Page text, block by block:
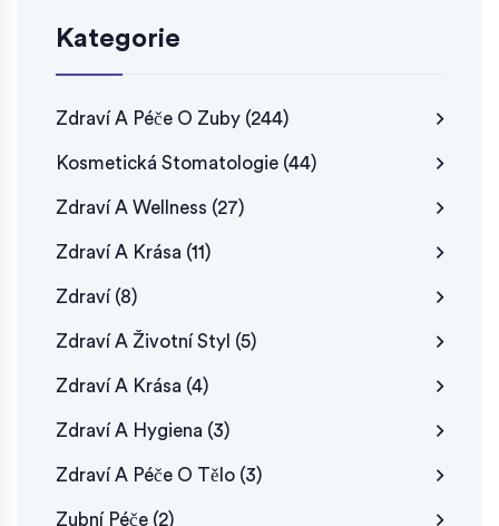
Kategorie
Zdraví A Péče O Zuby (244)
Kosmetická Stomatologie (44)
Zdraví A Wellness (27)
Zdraví A Krása (11)
Zdraví (8)
Zdraví A Životní Styl (5)
Zdraví A Krása (4)
Zdraví A Hygiena (3)
Zdraví A Péče O Tělo (3)
Zubní Péče (2)